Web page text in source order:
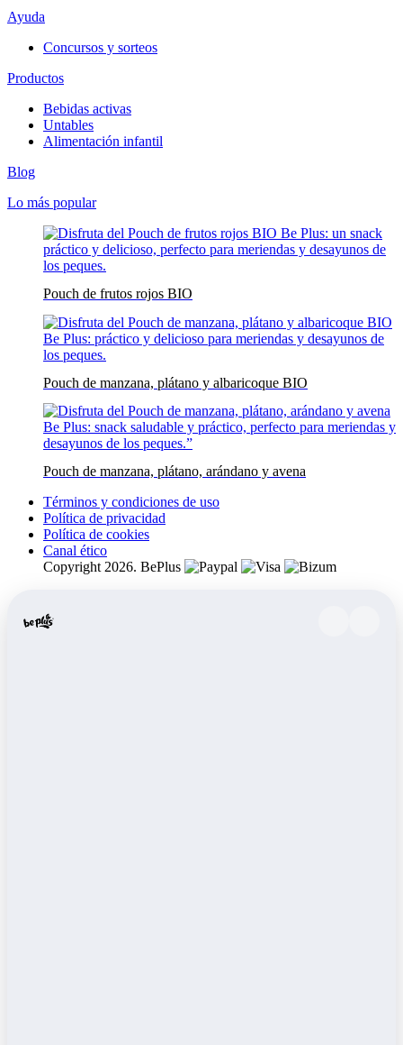
Ayuda
Concursos y sorteos
Productos
Bebidas activas
Untables
Alimentación infantil
Blog
Lo más popular
Pouch de frutos rojos BIO
Pouch de manzana, plátano y albaricoque BIO
Pouch de manzana, plátano, arándano y avena
Términos y condiciones de uso
Política de privacidad
Política de cookies
Canal ético
Copyright 2026. BePlus